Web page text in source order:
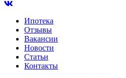
Ипотека
Отзывы
Вакансии
Новости
Статьи
Контакты